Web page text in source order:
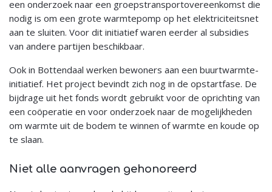
een onderzoek naar een groepstransportovereenkomst die
nodig is om een grote warmtepomp op het elektriciteitsnet
aan te sluiten. Voor dit initiatief waren eerder al subsidies
van andere partijen beschikbaar.
Ook in Bottendaal werken bewoners aan een buurtwarmte-
initiatief. Het project bevindt zich nog in de opstartfase. De
bijdrage uit het fonds wordt gebruikt voor de oprichting van
een coöperatie en voor onderzoek naar de mogelijkheden
om warmte uit de bodem te winnen of warmte en koude op
te slaan.
Niet alle aanvragen gehonoreerd